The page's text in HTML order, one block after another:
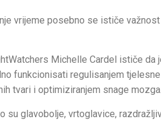
vrijeme posebno se ističe
Michelle Cardel ističe da
funkcionisati regulisanjem
tvari i optimiziranjem snage mozga.
su glavobolje, vrtoglavice,